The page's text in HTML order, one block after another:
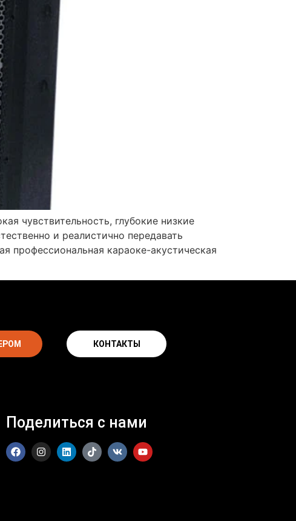
чувствительность, глубокие низкие
и реалистично передавать
профессиональная караоке-акустическая
КОНТАКТЫ
Поделиться с нами